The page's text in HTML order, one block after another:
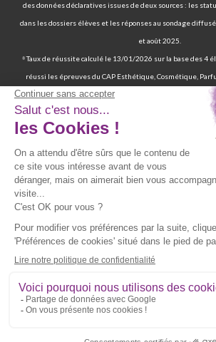
des données déclaratives issues de deux sources : les
dans les dossiers élèves et les réponses au sondage
et août 2025.
⁸ Taux de réussite calculé le 13/01/2026 sur la base des 4
réussi les épreuves du CAP Esthétique, Cosmétique,
2025. Ces résultats reposent sur des données déclaratives
statuts « ADMIS » enregistrés dans les dossiers élèves et
diffusé par emailing entre juillet et
⁹ 70 % de nos élèves ont d’ailleurs réussi les épreuves
professionnelle d’auxiliaire de vie. | 97 % de nos élèves ont
après avoir terminé leur formation certifiante d’auxiliaire de
lors de la présentation du dossier de renouvellement de la
d’auxiliaire de vie en date du 19/07/024 et ayant passé les
https://www.francecompetences.fr/recherche/
**Vous pouvez être recontacté(e) par téléphone, par mail